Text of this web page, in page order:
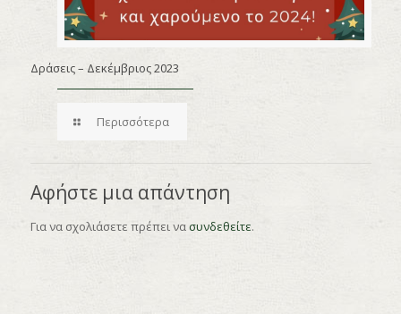
Δράσεις – Δεκέμβριος 2023
Περισσότερα
Αφήστε μια απάντηση
Για να σχολιάσετε πρέπει νασυνδεθείτε.